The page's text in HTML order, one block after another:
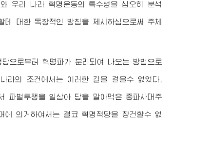
우리 나라 혁명운동의 특수성을 심오히 분석
대한 독창적인 방침을 제시하심으로써 주체
으로부터 혁명파가 분리되여 나오는 방법으로
라의 조건에서는 이러한 길을 걸을수 없었다.
파벌투쟁을 일삼아 당을 말아먹은 종파사대주
에 의거하여서는 결코 혁명적당을 창건할수 없